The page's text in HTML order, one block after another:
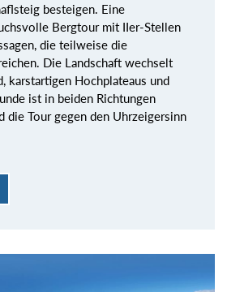
besteigen. Eine
Bergtour mit IIer-Stellen
die teilweise die
Die Landschaft wechselt
karstartigen Hochplateaus und
ist in beiden Richtungen
die Tour gegen den Uhrzeigersinn